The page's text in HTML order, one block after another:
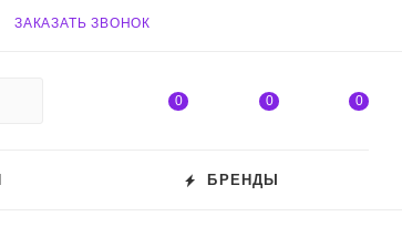
ЗАКАЗАТЬ ЗВОНОК
0 0 0
БРЕНДЫ